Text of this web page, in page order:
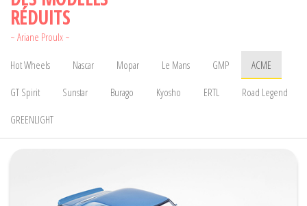
RÉDUITS
~ Ariane Proulx ~
Hot Wheels Nascar Mopar Le Mans GMP
ACME
GT Spirit
Sunstar Burago Kyosho ERTL
Road Legend
GREENLIGHT